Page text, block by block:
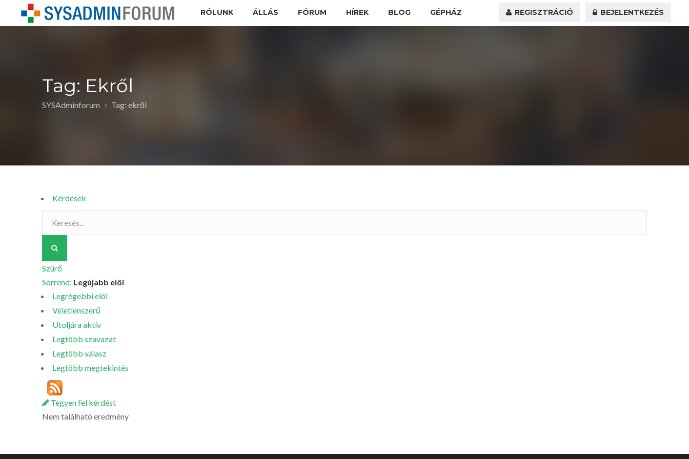
RÓLUNK ÁLLÁS FÓRUM HÍREK BLOG GÉPHÁZ REGISZTRÁCIÓ BEJELENTKEZÉS
Tag: Ekről
SYSAdminforum Tag: ekről
Kérdések
Szürő
Sorrend: Legújabb elöl
Legrégebbi elöl
Véletlenszerű
Utoljára aktív
Legtöbb szavazat
Legtöbb válasz
Legtöbb megtekintés
Tegyen fel kérdést
Nem található eredmény